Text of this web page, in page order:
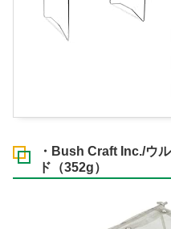
・Bush Craft Inc./ウ
ド（352g）